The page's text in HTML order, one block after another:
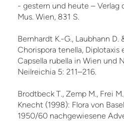
- gestern und heute – Verlag
Mus. Wien, 831 S.
Bernhardt K.-G., Laubhann D.
Chorispora tenella, Diplotaxis
Capsella rubella in Wien und
Neilreichia 5: 211–216.
Brodtbeck T., Zemp M., Frei
Knecht (1998): Flora von
1950/60 nachgewiesene